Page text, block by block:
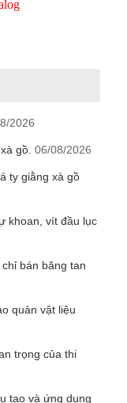
2026
gồ. 06/08/2026
ty giằng xà gồ
khoan, vít đầu lục
bán băng tan
quản vật liệu
trọng của thi
tạo và ứng dụng